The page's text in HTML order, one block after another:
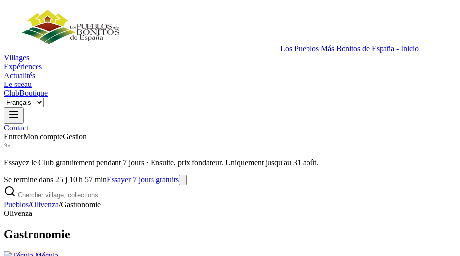
Los Pueblos Más Bonitos de España - Inicio
Villages
Expériences
Actualités
Le sceau
ClubBoutique
Contact
EntrerMon compteGestion
✨
Essayez le Club gratuitement pendant 7 jours · Ensuite, prix fondateur. Uniquement jusqu'au 31 août.
Se termine dans 25 j 10 h 57 minEssayer 7 jours gratuits
Pueblos/Olivenza/Gastronomie
Olivenza
Gastronomie